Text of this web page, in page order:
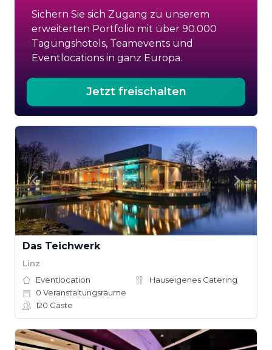
Sichern Sie sich Zugang zu unserem
erweiterten Portfolio mit über 90.000
Tagungshotels, Teamevents und
Eventlocations in ganz Europa.
Jetzt freischalten
Das Teichwerk
Linz
Eventlocation
Hauseigenes Catering
0 Veranstaltungsräume
120 Gäste